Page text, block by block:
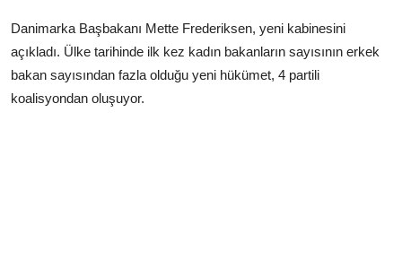
Danimarka Başbakanı Mette Frederiksen, yeni kabinesini
açıkladı. Ülke tarihinde ilk kez kadın bakanların sayısının erkek
bakan sayısından fazla olduğu yeni hükümet, 4 partili
koalisyondan oluşuyor.